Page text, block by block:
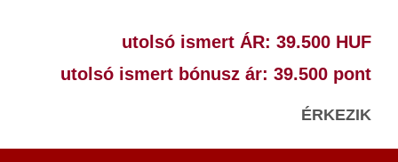
utolsó ismert ÁR: 39.500 HUF
utolsó ismert bónusz ár: 39.500 pont
ÉRKEZIK